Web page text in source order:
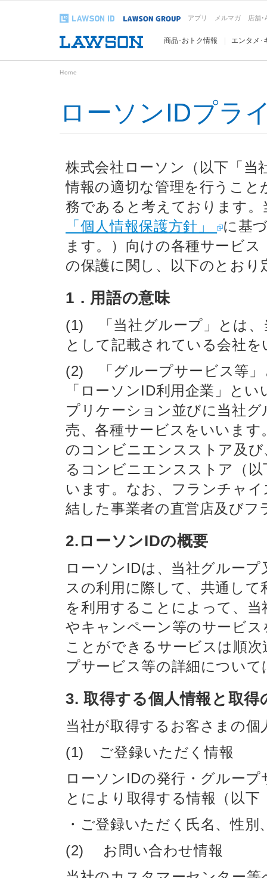
アプリ メルマガ 店舗･
商品･おトク情報 エンタメ･
Home
ローソンIDプラ
株式会社ローソン（以下「当
情報の適切な管理を行うこと
務であると考えております
「個人情報保護方針」 に基
ます。）向けの各種サービ
の保護に関し、以下のとおり
1．用語の意味
(1) 「当社グループ」とは、
として記載されている会社
(2) 「グループサービス等」
「ローソンID利用企業」と
プリケーション並びに当社
売、各種サービスをいいま
のコンビニエンスストア及
るコンビニエンスストア（
います。なお、フランチャ
結した事業者の直営店及び
2.ローソンIDの概要
ローソンIDは、当社グルー
スの利用に際して、共通し
を利用することによって、
やキャンペーン等のサービ
ことができるサービスは順
プサービス等の詳細について
3. 取得する個人情報と取得
当社が取得するお客さまの
(1) ご登録いただく情報
ローソンIDの発行・グルー
とにより取得する情報（以
・ご登録いただく氏名、性
(2) お問い合わせ情報